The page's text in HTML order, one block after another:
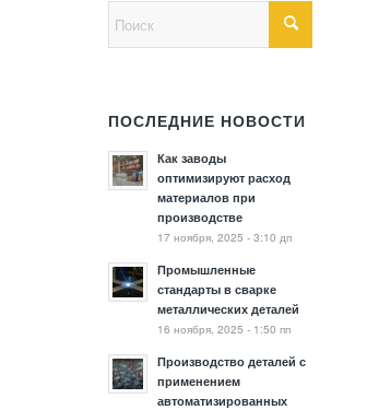
ПОСЛЕДНИЕ НОВОСТИ
Как заводы
оптимизируют расход
материалов при
производстве
17 ноября, 2025 - 3:10 дп
Промышленные
стандарты в сварке
металлических деталей
16 ноября, 2025 - 1:50 пп
Производство деталей с
применением
автоматизированных